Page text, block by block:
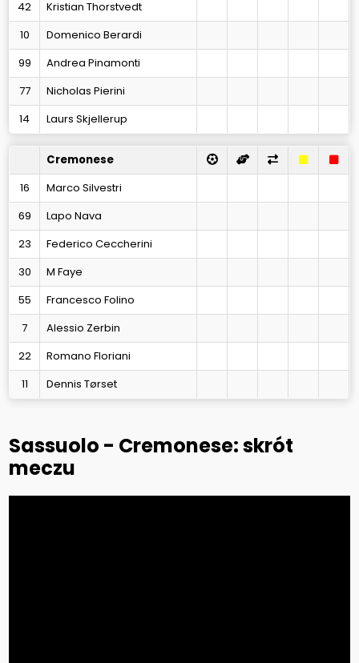
42
Kristian Thorstvedt
10
Domenico Berardi
99
Andrea Pinamonti
77
Nicholas Pierini
14
Laurs Skjellerup
Cremonese
16
Marco Silvestri
69
Lapo Nava
23
Federico Ceccherini
30
M Faye
55
Francesco Folino
7
Alessio Zerbin
22
Romano Floriani
11
Dennis Tørset
Sassuolo - Cremonese: skrót
meczu